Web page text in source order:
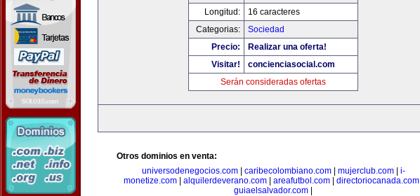
Longitud:
16 caracteres
Categorias:
Sociedad
Precio:
Realizar una oferta!
Visitar!
concienciasocial.com
Serán consideradas ofertas
Otros dominios en venta:
universodenegocios.com| caribecolombiano.com| mujerclub.com| i-
monetize.com| alquilerdeverano.com| areafutbol.com| directoriocanada.com|
guiaelsalvador.com